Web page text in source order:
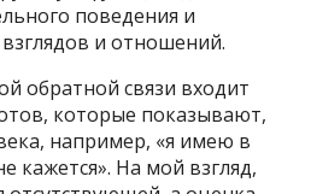
поведения и
и отношений.
обратной связи входит
которые показывают,
например, «я имею в
кажется». На мой взгляд,